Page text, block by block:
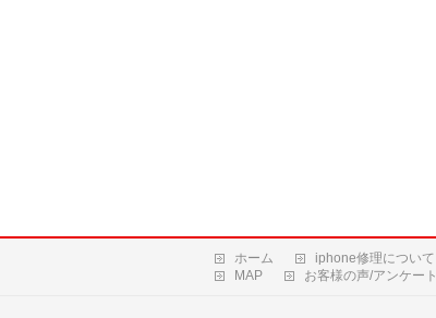
ホーム iphone修理について
MAP
お客様の声/アンケート